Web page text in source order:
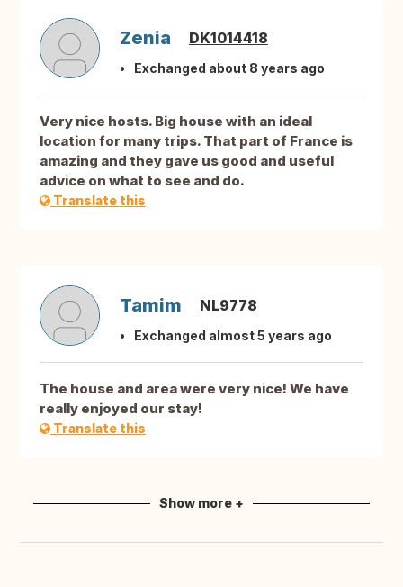
Zenia DK1014418
Exchanged about 8 years ago
Very nice hosts. Big house with an ideal
location for many trips. That part of France is
amazing and they gave us good and useful
advice on what to see and do.
Translate this
Tamim NL9778
Exchanged almost 5 years ago
The house and area were very nice! We have
really enjoyed our stay!
Translate this
Show more +